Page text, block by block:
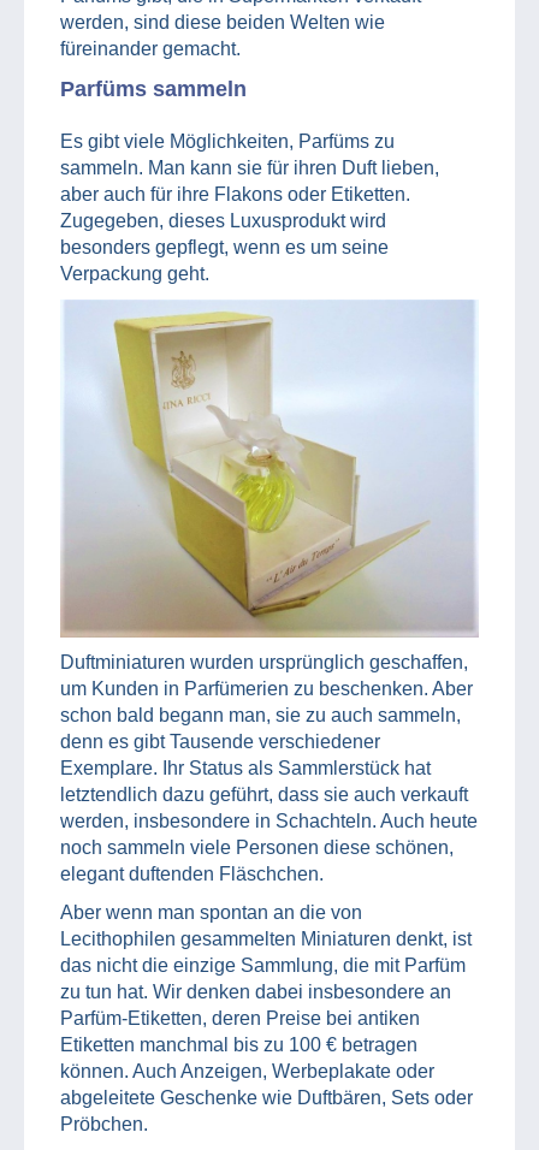
werden, sind diese beiden Welten wie
füreinander gemacht.
Parfüms sammeln
Es gibt viele Möglichkeiten, Parfüms zu
sammeln. Man kann sie für ihren Duft lieben,
aber auch für ihre Flakons oder Etiketten.
Zugegeben, dieses Luxusprodukt wird
besonders gepflegt, wenn es um seine
Verpackung geht.
Duftminiaturen wurden ursprünglich geschaffen,
um Kunden in Parfümerien zu beschenken. Aber
schon bald begann man, sie zu auch sammeln,
denn es gibt Tausende verschiedener
Exemplare. Ihr Status als Sammlerstück hat
letztendlich dazu geführt, dass sie auch verkauft
werden, insbesondere in Schachteln. Auch heute
noch sammeln viele Personen diese schönen,
elegant duftenden Fläschchen.
Aber wenn man spontan an die von
Lecithophilen gesammelten Miniaturen denkt, ist
das nicht die einzige Sammlung, die mit Parfüm
zu tun hat. Wir denken dabei insbesondere an
Parfüm-Etiketten, deren Preise bei antiken
Etiketten manchmal bis zu 100 € betragen
können. Auch Anzeigen, Werbeplakate oder
abgeleitete Geschenke wie Duftbären, Sets oder
Pröbchen.